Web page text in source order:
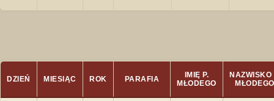
DZIEŃ MIESIĄC ROK PARAFIA
IMIĘ P.
MŁODEGO
NAZWISKO
MŁODEGO